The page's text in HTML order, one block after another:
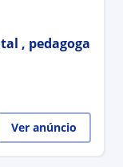
, pedagoga
Ver anúncio